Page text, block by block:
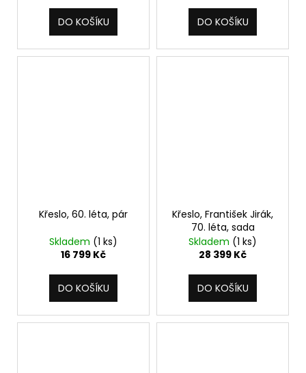
DO KOŠÍKU DO KOŠÍKU
Křeslo, 60. léta, pár
Skladem (1 ks)
16 799 Kč
DO KOŠÍKU
Křeslo, František Jirák,
70. léta, sada
Skladem (1 ks)
28 399 Kč
DO KOŠÍKU